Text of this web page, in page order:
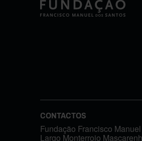
CONTACTOS
Fundação Francisco
Largo Monterroio